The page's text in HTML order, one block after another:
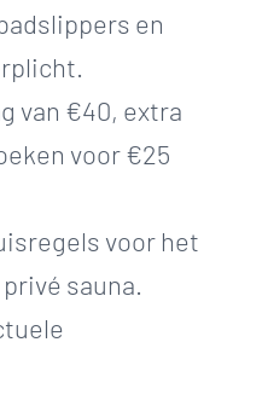
en
van €40, extra
voor €25
voor het
sauna.